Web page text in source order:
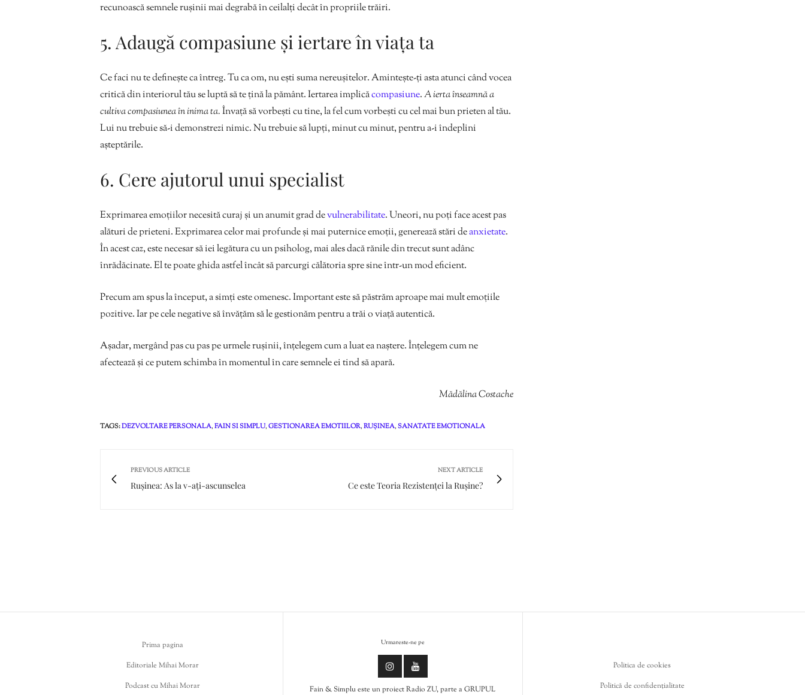
recunoască semnele rușinii mai degrabă în ceilalți decât în propriile trăiri.
5. Adaugă compasiune și iertare în viața ta
Ce faci nu te definește ca întreg. Tu ca om, nu ești suma nereușitelor. Amintește-ți asta atunci când vocea
critică din interiorul tău se luptă să te țină la pământ. Iertarea implicăcompasiune.A ierta înseamnă a
cultiva compasiunea în inima ta.Învață să vorbești cu tine, la fel cum vorbești cu cel mai bun prieten al tău.
Lui nu trebuie să-i demonstrezi nimic. Nu trebuie să lupți, minut cu minut, pentru a-i îndeplini
așteptările.
6. Cere ajutorul unui specialist
Exprimarea emoțiilor necesită curaj și un anumit grad devulnerabilitate. Uneori, nu poți face acest pas
alături de prieteni. Exprimarea celor mai profunde și mai puternice emoții, generează stări deanxietate.
În acest caz, este necesar să iei legătura cu un psiholog, mai ales dacă rănile din trecut sunt adânc
înrădăcinate. El te poate ghida astfel încât să parcurgi călătoria spre sine într-un mod eficient.
Precum am spus la început, a simți este omenesc. Important este să păstrăm aproape mai mult emoțiile
pozitive. Iar pe cele negative să învățăm să le gestionăm pentru a trăi o viață autentică.
Așadar, mergând pas cu pas pe urmele rușinii, înțelegem cum a luat ea naștere. Înțelegem cum ne
afectează și ce putem schimba în momentul în care semnele ei tind să apară.
Mădălina Costache
TAGS:DEZVOLTARE PERSONALA,FAIN SI SIMPLU,GESTIONAREA EMOTIILOR,RUȘINEA,SANATATE EMOTIONALA
PREVIOUS ARTICLE
Rușinea: As la v-ați-ascunselea
NEXT ARTICLE
Ce este Teoria Rezistenței la Rușine?
Prima pagina
Editoriale Mihai Morar
Podcast cu Mihai Morar
Urmareste-ne pe
Fain & Simplu este un proiect Radio ZU, parte a GRUPUL
Politica de cookies
Politică de confidențialitate